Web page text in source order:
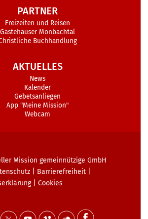
PARTNER
Freizeiten und Reisen
Gästehäuser Monbachtal
Buchhandlung
AKTUELLES
News
Kalender
Gebetsanliegen
App "Meine Mission"
Webcam
Mission gemeinnützige GmbH
Barrierefreiheit
| Cookies